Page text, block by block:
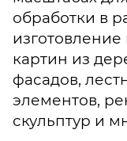
обработки в
картин из
фасадов,
элементов,
скульптур и